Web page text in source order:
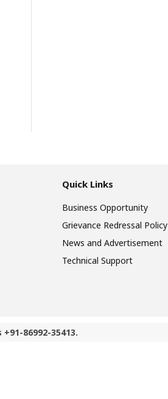
Quick Links
Business Opportunity
Grievance Redressal Policy
News and Advertisement
Technical Support
86992-35413.